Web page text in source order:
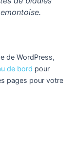
de WordPress,
de bord pour
pages pour votre